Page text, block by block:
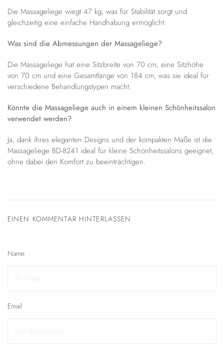
Die Massageliege wiegt 47 kg, was für Stabilität sorgt und
gleichzeitig eine einfache Handhabung ermöglicht.
Was sind die Abmessungen der Massageliege?
Die Massageliege hat eine Sitzbreite von 70 cm, eine Sitzhöhe
von 70 cm und eine Gesamtlänge von 184 cm, was sie ideal für
verschiedene Behandlungstypen macht.
Könnte die Massageliege auch in einem kleinen Schönheitssalon
verwendet werden?
Ja, dank ihres eleganten Designs und der kompakten Maße ist die
Massageliege BD-8241 ideal für kleine Schönheitssalons geeignet,
ohne dabei den Komfort zu beeinträchtigen.
EINEN KOMMENTAR HINTERLASSEN
Name
Email